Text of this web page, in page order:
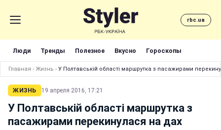
rbc.ua
Люди Тренды Полезное Вкусно Гороскопы
Главная › Жизнь › У Полтавській області маршрутка з пасажирами
ЖИЗНЬ 19 апреля 2016, 17:21
У Полтавській області маршрутка з
пасажирами перекинулася на дах